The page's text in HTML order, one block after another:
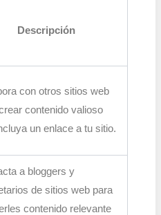
Descripción
con otros sitios web
contenido valioso
un enlace a tu sitio.
a bloggers y
de sitios web para
contenido relevante